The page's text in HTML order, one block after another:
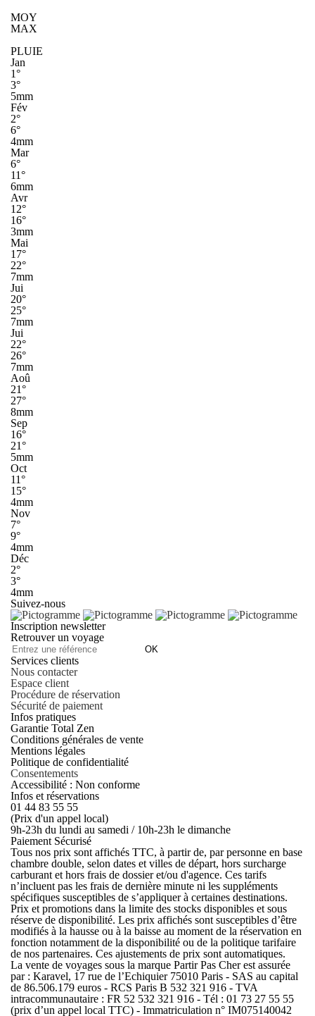
MOY
MAX
PLUIE
Jan
1°
3°
5mm
Fév
2°
6°
4mm
Mar
6°
11°
6mm
Avr
12°
16°
3mm
Mai
17°
22°
7mm
Jui
20°
25°
7mm
Jui
22°
26°
7mm
Aoû
21°
27°
8mm
Sep
16°
21°
5mm
Oct
11°
15°
4mm
Nov
7°
9°
4mm
Déc
2°
3°
4mm
Suivez-nous
Inscription newsletter
Retrouver un voyage
OK
Services clients
Nous contacter
Espace client
Procédure de réservation
Sécurité de paiement
Infos pratiques
Garantie Total Zen
Conditions générales de vente
Mentions légales
Politique de confidentialité
Consentements
Accessibilité : Non conforme
Infos et réservations
01 44 83 55 55
(Prix d'un appel local)
9h-23h du lundi au samedi / 10h-23h le dimanche
Paiement Sécurisé
Tous nos prix sont affichés TTC, à partir de, par personne en base
chambre double, selon dates et villes de départ, hors surcharge
carburant et hors frais de dossier et/ou d'agence. Ces tarifs
n’incluent pas les frais de dernière minute ni les suppléments
spécifiques susceptibles de s’appliquer à certaines destinations.
Prix et promotions dans la limite des stocks disponibles et sous
réserve de disponibilité. Les prix affichés sont susceptibles d’être
modifiés à la hausse ou à la baisse au moment de la réservation en
fonction notamment de la disponibilité ou de la politique tarifaire
de nos partenaires. Ces ajustements de prix sont automatiques.
La vente de voyages sous la marque Partir Pas Cher est assurée
par : Karavel, 17 rue de l’Echiquier 75010 Paris - SAS au capital
de 86.506.179 euros - RCS Paris B 532 321 916 - TVA
intracommunautaire : FR 52 532 321 916 - Tél : 01 73 27 55 55
(prix d’un appel local TTC) - Immatriculation n° IM075140042